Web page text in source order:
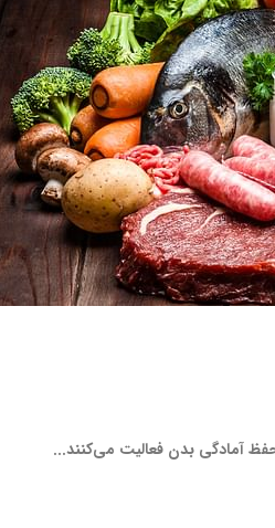
آمادگی بدن فعالیت می‌کنند...